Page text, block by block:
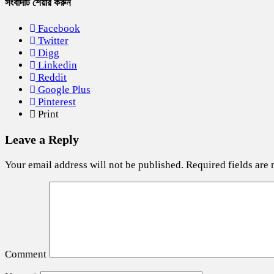
সংবাদটি শেয়ার করুন
Facebook
Twitter
Digg
Linkedin
Reddit
Google Plus
Pinterest
Print
Leave a Reply
Your email address will not be published. Required fields are
Comment